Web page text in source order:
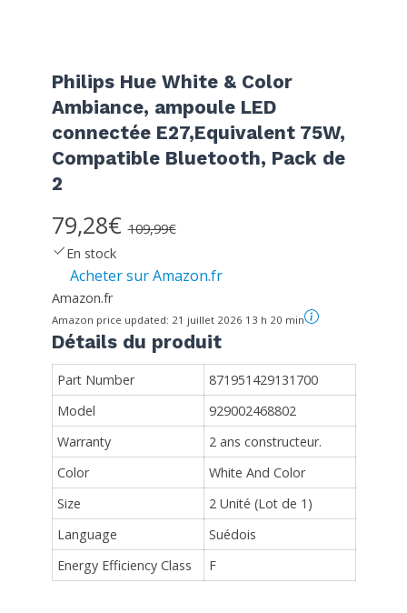
Philips Hue White & Color
Ambiance, ampoule LED
connectée E27,Equivalent 75W,
Compatible Bluetooth, Pack de
2
79,28€109,99€
En stock
Acheter sur Amazon.fr
Amazon.fr
Amazon price updated: 21 juillet 2026 13 h 20 min
Détails du produit
Part Number
871951429131700
Model
929002468802
Warranty
2 ans constructeur.
Color
White And Color
Size
2 Unité (Lot de 1)
Language
Suédois
Energy Efficiency Class
F